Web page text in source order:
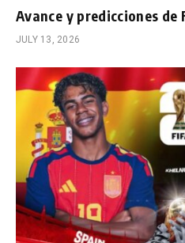
Avance y predicciones
JULY 13, 2026